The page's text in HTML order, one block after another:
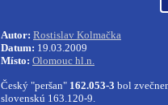
Autor: Rostislav Kolmačka
Datum: 19.03.2009
Místo: Olomouc hl.n.
Český "peršan" 162.053-3 bol
slovenskú 163.120-9.